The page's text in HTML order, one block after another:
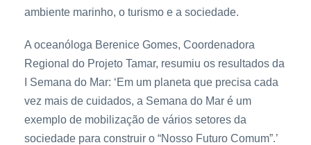
ambiente marinho, o turismo e a sociedade.
A oceanóloga Berenice Gomes, Coordenadora
Regional do Projeto Tamar, resumiu os resultados da
I Semana do Mar: ‘Em um planeta que precisa cada
vez mais de cuidados, a Semana do Mar é um
exemplo de mobilização de vários setores da
sociedade para construir o “Nosso Futuro Comum”.’